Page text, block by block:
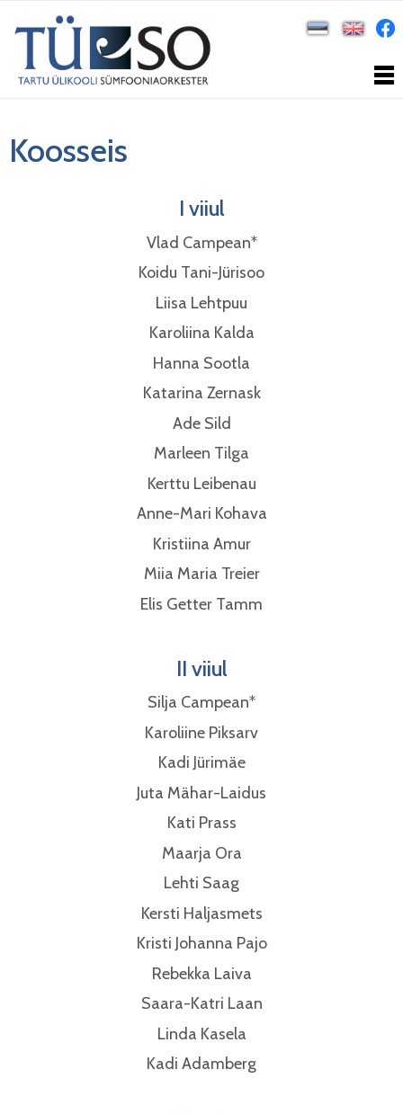
Koosseis
I viiul
Vlad Campean*
Koidu Tani-Jürisoo
Liisa Lehtpuu
Karoliina Kalda
Hanna Sootla
Katarina Zernask
Ade Sild
Marleen Tilga
Kerttu Leibenau
Anne-Mari Kohava
Kristiina Amur
Miia Maria Treier
Elis Getter Tamm
II viiul
Silja Campean*
Karoliine Piksarv
Kadi Jürimäe
Juta Mähar-Laidus
Kati Prass
Maarja Ora
Lehti Saag
Kersti Haljasmets
Kristi Johanna Pajo
Rebekka Laiva
Saara-Katri Laan
Linda Kasela
Kadi Adamberg